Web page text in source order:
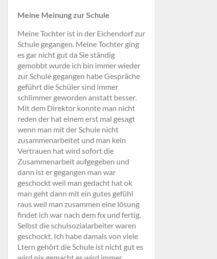
Meine Meinung zur Schule
Meine Tochter ist in der Eichendorf zur
Schule gegangen. Meine Tochter ging
es gar nicht gut da Sie ständig
gemobbt wurde ich bin immer wieder
zur Schule gegangen habe Gespräche
geführt die Schüler sind immer
schlimmer geworden anstatt besser.
Mit dem Direktor konnte man nicht
reden der hat einem erst mal gesagt
wenn man mit der Schule nicht
zusammenarbeitet und man kein
Vertrauen hat wird sofort die
Zusammenarbeit aufgegeben und
dann ist er gegangen man war
geschockt weil man gedacht hat ok
man geht dann mit ein gutes gefühl
raus weil man zusammen eine lösung
findet ich war nach dem fix und fertig.
Selbst die schulsozialarbeiter waren
geschockt. Ich habe damals von viele
Ltern gehört die Schule ist nicht gut es